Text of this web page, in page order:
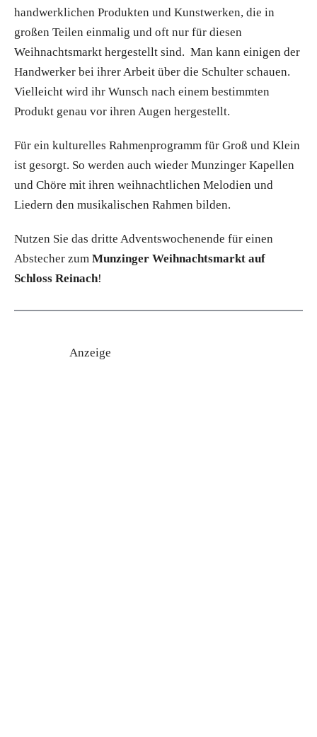
handwerklichen Produkten und Kunstwerken, die in
großen Teilen einmalig und oft nur für diesen
Weihnachtsmarkt hergestellt sind. Man kann einigen der
Handwerker bei ihrer Arbeit über die Schulter schauen.
Vielleicht wird ihr Wunsch nach einem bestimmten
Produkt genau vor ihren Augen hergestellt.
Für ein kulturelles Rahmenprogramm für Groß und Klein
ist gesorgt. So werden auch wieder Munzinger Kapellen
und Chöre mit ihren weihnachtlichen Melodien und
Liedern den musikalischen Rahmen bilden.
Nutzen Sie das dritte Adventswochenende für einen
Abstecher zum Munzinger Weihnachtsmarkt auf
Schloss Reinach!
Anzeige